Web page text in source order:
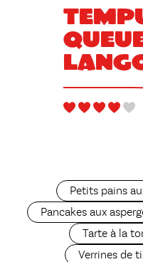
Petits pains
Pancakes aux
Tarte à la
Verrines de